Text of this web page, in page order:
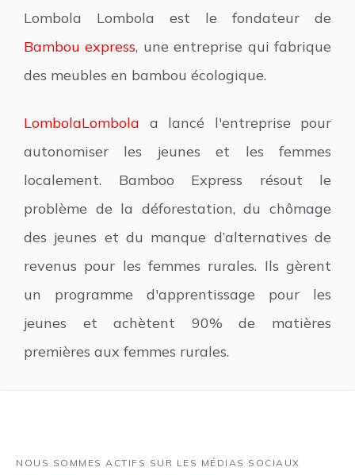
Lombola Lombola est le fondateur de
Bambou express, une entreprise qui fabrique
des meubles en bambou écologique.
LombolaLombola a lancé l'entreprise pour
autonomiser les jeunes et les femmes
localement. Bamboo Express résout le
problème de la déforestation, du chômage
des jeunes et du manque d’alternatives de
revenus pour les femmes rurales. Ils gèrent
un programme d'apprentissage pour les
jeunes et achètent 90% de matières
premières aux femmes rurales.
NOUS SOMMES ACTIFS SUR LES MÉDIAS SOCIAUX